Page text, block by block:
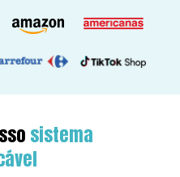
sistema